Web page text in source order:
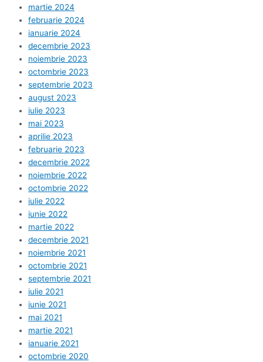
martie 2024
februarie 2024
ianuarie 2024
decembrie 2023
noiembrie 2023
octombrie 2023
septembrie 2023
august 2023
iulie 2023
mai 2023
aprilie 2023
februarie 2023
decembrie 2022
noiembrie 2022
octombrie 2022
iulie 2022
iunie 2022
martie 2022
decembrie 2021
noiembrie 2021
octombrie 2021
septembrie 2021
iulie 2021
iunie 2021
mai 2021
martie 2021
ianuarie 2021
octombrie 2020